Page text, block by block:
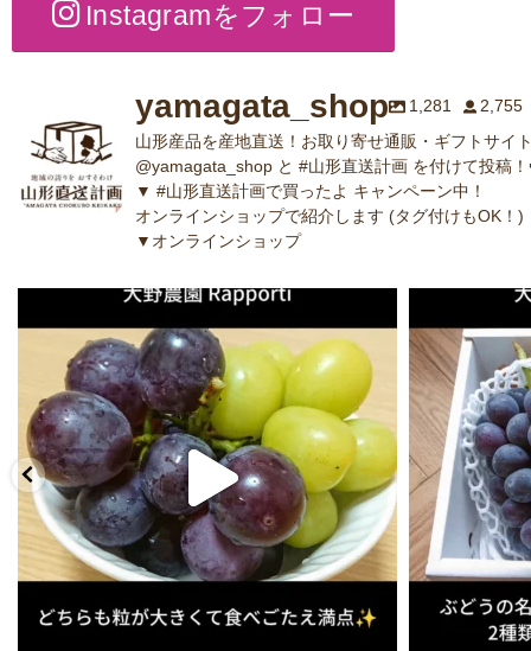
Instagramをフォロー
yamagata_shop 1,281
2,755
山形産品を産地直送！お取り寄せ通販・ギフトサイ
@yamagata_shop と #山形直送計画 を付けて投稿
▼ #山形直送計画で買ったよ キャンペーン中！
オンラインショップで紹介します (タグ付けもOK！)
▼オンラインショップ